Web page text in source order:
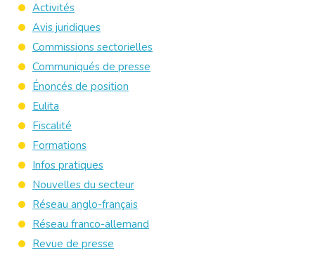
Activités
Avis juridiques
Commissions sectorielles
Communiqués de presse
Énoncés de position
Eulita
Fiscalité
Formations
Infos pratiques
Nouvelles du secteur
Réseau anglo-français
Réseau franco-allemand
Revue de presse